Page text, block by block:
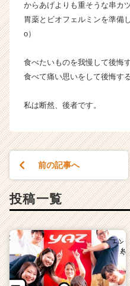
ア
キ
ア
（C
C
a
e
からあげよりも重そうな串カ
胃薬とビオフェルミンを準
о）
食べたいものを我慢して後悔す
食べて痛い思いをして後悔する
私は断然、後者です。
前の記事へ
投稿一覧